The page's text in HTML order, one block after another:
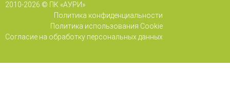
2010-2026 © ПК «АУРИ»
Политика конфиденциальности
Политика использования Cookie
Согласие на обработку персональных данных